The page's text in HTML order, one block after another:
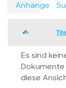
Anhänge
Has
Titel
Es sind
diese